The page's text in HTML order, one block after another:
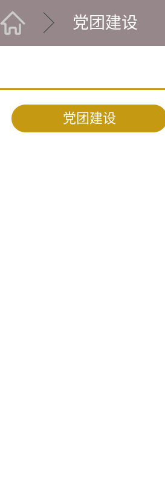
党团建设
党团建设